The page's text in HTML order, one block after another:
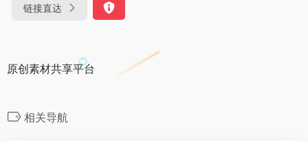
链接直达
原创素材共享平台
相关导航